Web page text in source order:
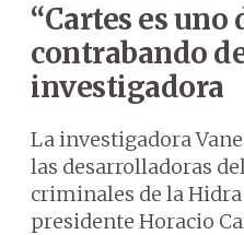
“Cartes es uno
contrabando
investigadora
La investigadora
las desarrolladoras
criminales de la
presidente Horacio